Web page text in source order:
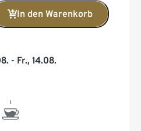
In den Warenkorb
- Fr., 14.08.